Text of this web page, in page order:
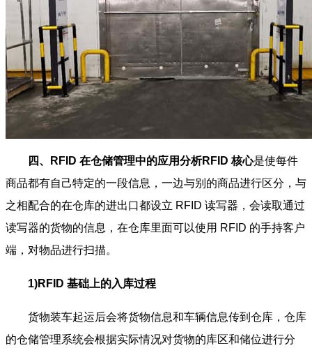
四、RFID 在仓储管理中的应用分析RFID 核心是使每件
商品都有自己特定的一段信息，一边与别的商品进行区分，与
之相配合的在仓库的进出口都设立 RFID 读写器，会读取通过
读写器的货物的信息，在仓库里面可以使用 RFID 的手持客户
端，对物品进行扫描。
1)RFID 基础上的入库过程
货物装车起运后会将货物信息和车辆信息传到仓库，仓库
的仓储管理系统会根据实际情况对货物的库区和储位进行分